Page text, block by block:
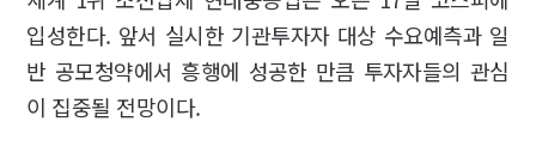
입성한다. 앞서 실시한 기관투자자 대상 수요예측과 일
반 공모청약에서 흥행에 성공한 만큼 투자자들의 관심
이 집중될 전망이다.